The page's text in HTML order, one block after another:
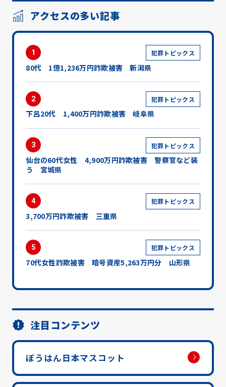
アクセスの多い記事
1 犯罪トピックス
80代 1億1,236万円詐欺被害 新潟県
2 犯罪トピックス
下呂20代 1,400万円詐欺被害 岐阜県
3 犯罪トピックス
仙台の60代女性 4,900万円詐欺被害 警察官など装
う 宮城県
4 犯罪トピックス
3,700万円詐欺被害 三重県
5 犯罪トピックス
70代女性詐欺被害 暗号資産5,263万円分 山形県
注目コンテンツ
ぼうはん日本マスコット